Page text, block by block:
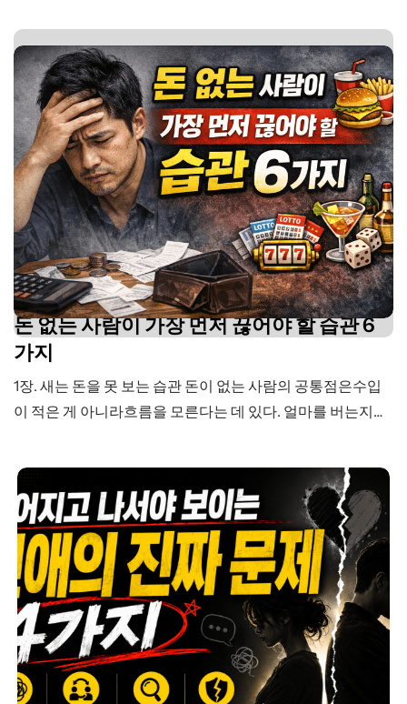
을 한다. “이번 달은 유독 많이 쓴 것 같아.”“생각보다 돈이 빨
리 없어지네.” 유독이 아니라항상 그랬다. 다만기록하지 않았
을 뿐이다. 돈은 조용히 새지 않는다.항상 흔적을 남긴다. 커
피…
돈 없는 사람이 가장 먼저 끊어야 할 습관 6
가지
1장. 새는 돈을 못 보는 습관 돈이 없는 사람의 공통점은수입
이 적은 게 아니라흐름을 모른다는 데 있다. 얼마를 버는지는
리 없어지네.” 유독이 아니라항상 그랬다. 다만기록하지 않았
을 뿐이다. 돈은 조용히 새지 않는다.항상 흔적을 남긴다. 커
피…